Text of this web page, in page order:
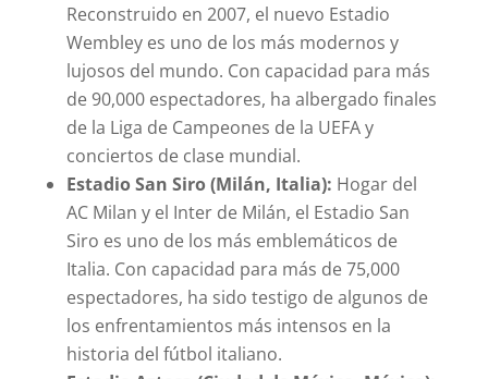
Reconstruido en 2007, el nuevo Estadio
Wembley es uno de los más modernos y
lujosos del mundo. Con capacidad para más
de 90,000 espectadores, ha albergado finales
de la Liga de Campeones de la UEFA y
conciertos de clase mundial.
Estadio San Siro (Milán, Italia): Hogar del
AC Milan y el Inter de Milán, el Estadio San
Siro es uno de los más emblemáticos de
Italia. Con capacidad para más de 75,000
espectadores, ha sido testigo de algunos de
los enfrentamientos más intensos en la
historia del fútbol italiano.